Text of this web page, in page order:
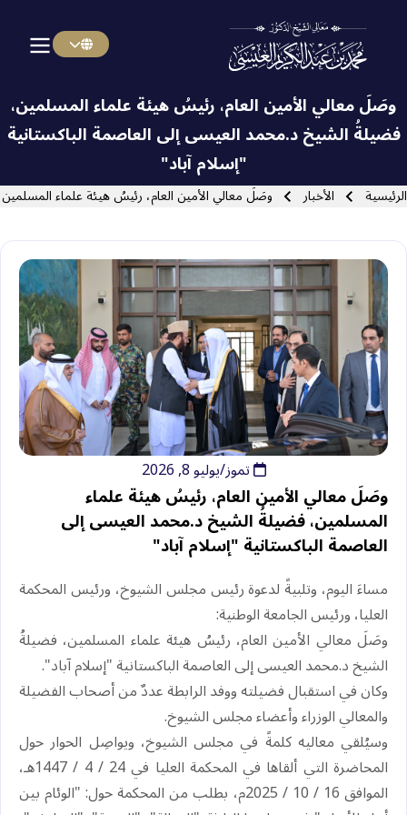
Skip to main navigation
Close search
وصَلَ معالي الأمين العام، رئيسُ هيئة علماء المسلمين،
فضيلةُ الشيخ د.⁧‫محمد العيسى‬⁩‬⁩ إلى العاصمة الباكستانية
"إسلام آباد"
مسار التنقل
الرئيسية الأخبار وصَلَ معالي الأمين العام، رئيسُ هيئة علماء
تموز/يوليو 8, 2026
وصَلَ معالي الأمين العام، رئيسُ هيئة علماء
المسلمين، فضيلةُ الشيخ د.⁧‫محمد العيسى‬⁩‬⁩ إلى
العاصمة الباكستانية "إسلام آباد"
‏مساءَ اليوم، وتلبيةً لدعوة رئيس مجلس الشيوخ، ورئيس المحكمة
العليا، ورئيس الجامعة الوطنية:
‏وصَلَ معالي الأمين العام، رئيسُ هيئة علماء المسلمين، فضيلةُ
الشيخ د.⁧‫محمد العيسى‬⁩‬⁩ إلى العاصمة الباكستانية "إسلام آباد".
‏وكان في استقبال فضيلته ووفد الرابطة عددٌ من أصحاب الفضيلة
والمعالي الوزراء وأعضاء مجلس الشيوخ.
‏وسيُلقي معاليه كلمةً في مجلس الشيوخ، ويواصِل الحوار حول
المحاضرة التي ألقاها في المحكمة العليا في 24 / 4 / 1447هـ،
الموافق 16 / 10 / 2025م، بطلب من المحكمة حول: "الوئام بين